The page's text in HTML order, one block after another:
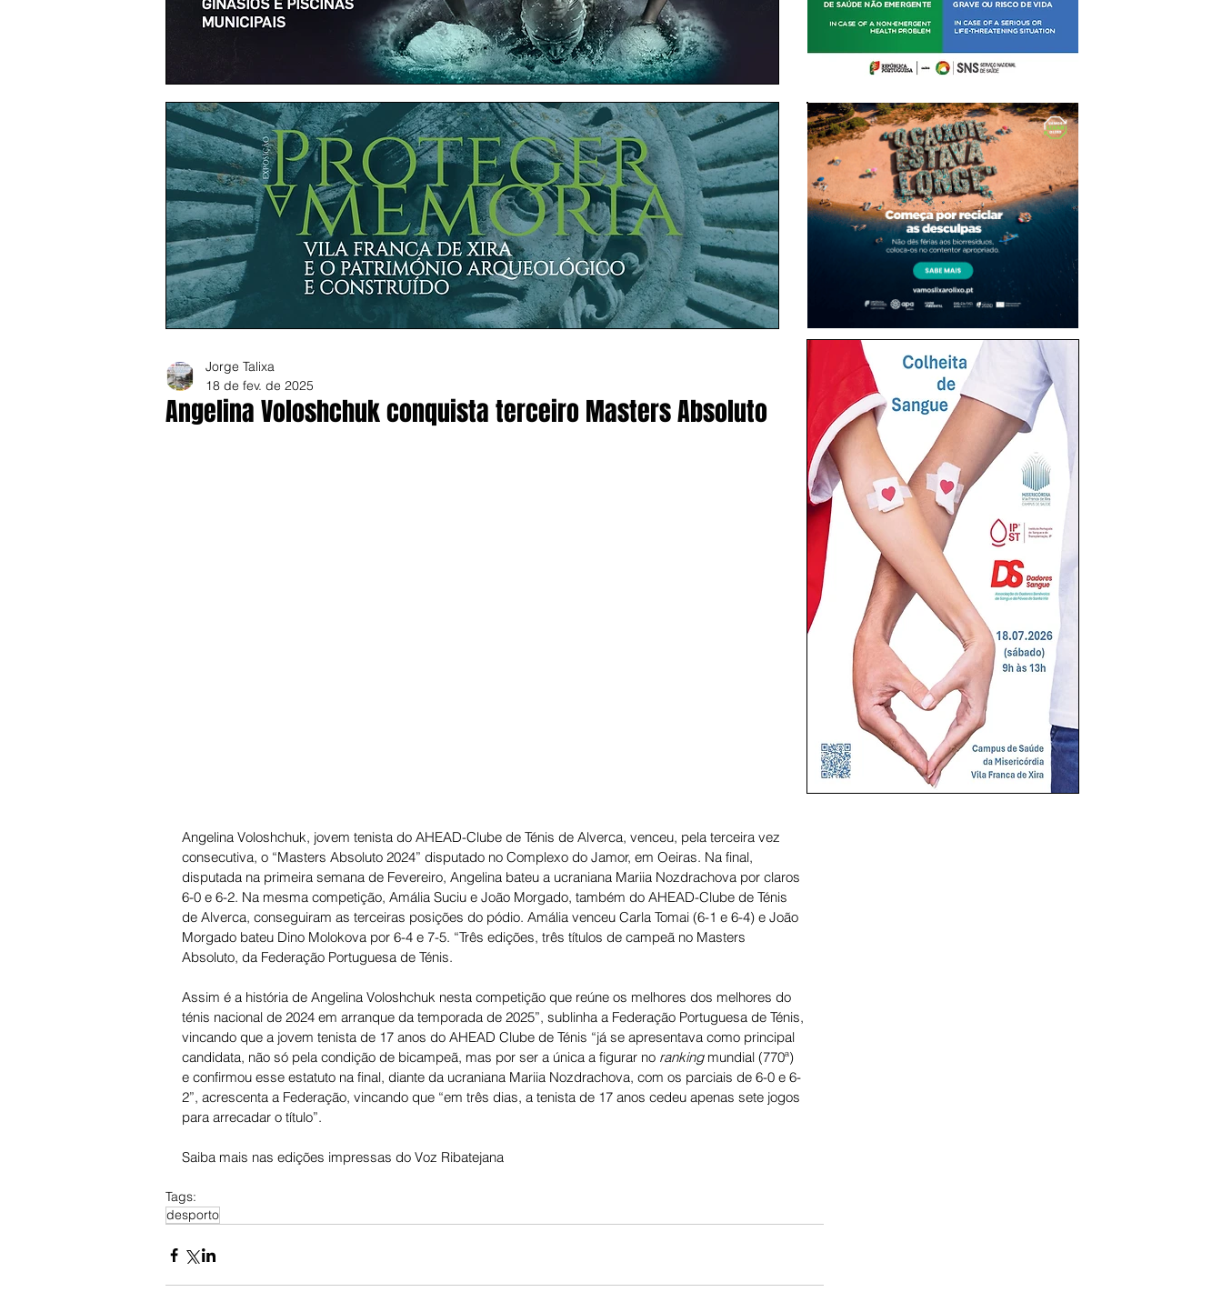
Angelina Voloshchuk conquista terceiro Masters Absoluto
Jorge Talixa
18 de fev. de 2025
Angelina Voloshchuk, jovem tenista do AHEAD-Clube de Ténis de Alverca, venceu, pela terceira vez
consecutiva, o “Masters Absoluto 2024” disputado no Complexo do Jamor, em Oeiras. Na final,
disputada na primeira semana de Fevereiro, Angelina bateu a ucraniana Mariia Nozdrachova por claros
6-0 e 6-2. Na mesma competição, Amália Suciu e João Morgado, também do AHEAD-Clube de Ténis
de Alverca, conseguiram as terceiras posições do pódio. Amália venceu Carla Tomai (6-1 e 6-4) e João
Morgado bateu Dino Molokova por 6-4 e 7-5. “Três edições, três títulos de campeã no Masters
Absoluto, da Federação Portuguesa de Ténis.
Assim é a história de Angelina Voloshchuk nesta competição que reúne os melhores dos melhores do
ténis nacional de 2024 em arranque da temporada de 2025”, sublinha a Federação Portuguesa de Ténis,
vincando que a jovem tenista de 17 anos do AHEAD Clube de Ténis “já se apresentava como principal
candidata, não só pela condição de bicampeã, mas por ser a única a figurar no ranking mundial (770ª)
e confirmou esse estatuto na final, diante da ucraniana Mariia Nozdrachova, com os parciais de 6-0 e 6-
2”, acrescenta a Federação, vincando que “em três dias, a tenista de 17 anos cedeu apenas sete jogos
para arrecadar o título”.
Saiba mais nas edições impressas do Voz Ribatejana
Tags:
desporto